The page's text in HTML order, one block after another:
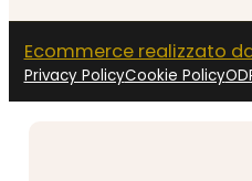
Ecommerce realizzato
Privacy PolicyCookie Policy